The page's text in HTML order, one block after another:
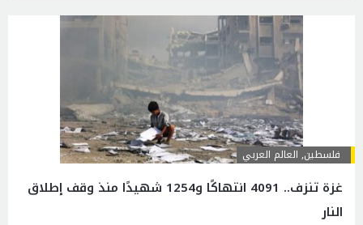
فلسطين, العالم العربي
غزة تنزف.. 4091 انتهاكًا و1254 شهيدًا منذ وقف إطلاق
النار